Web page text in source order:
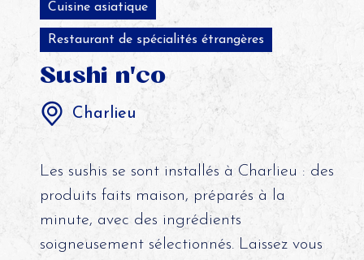
Cuisine asiatique
Restaurant de spécialités étrangères
Sushi n'co
Charlieu
Les sushis se sont installés à Charlieu : des
produits faits maison, préparés à la
minute, avec des ingrédients
soigneusement sélectionnés. Laissez vous